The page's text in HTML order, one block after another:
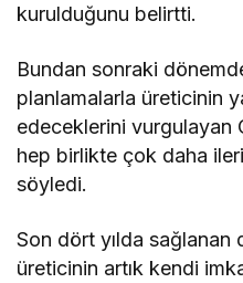
kurulduğunu belirtti.
Bundan sonraki
planlamalarla üreticinin
edeceklerini vurgulayan
hep birlikte çok daha
söyledi.
Son dört yılda sağlanan
üreticinin artık kendi